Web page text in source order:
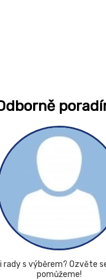
rady s výběrem? Ozvěte
pomůžeme!